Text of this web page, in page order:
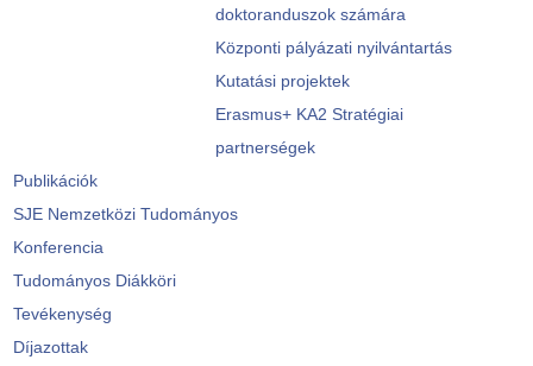
doktoranduszok számára
Központi pályázati nyilvántartás
Kutatási projektek
Erasmus+ KA2 Stratégiai
partnerségek
Publikációk
SJE Nemzetközi Tudományos
Konferencia
Tudományos Diákköri
Tevékenység
Díjazottak